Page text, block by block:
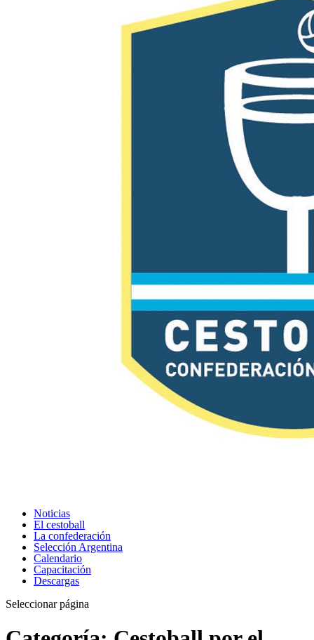
Noticias
El cestoball
La confederación
Selección Argentina
Calendario
Capacitación
Descargas
Seleccionar página